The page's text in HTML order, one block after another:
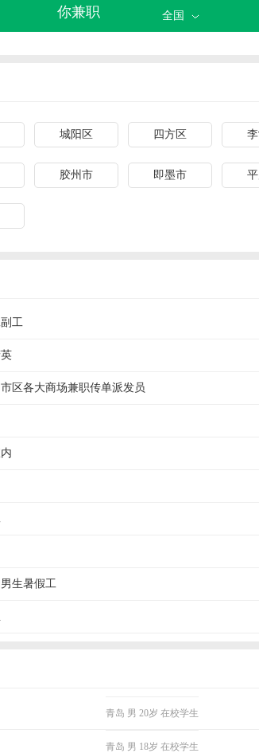
你兼职 全国
城阳区 四方区
胶州市 即墨市
工
区各大商场兼职传单派发员
生暑假工
青岛 男 20岁 在校学生
青岛 男 18岁 在校学生